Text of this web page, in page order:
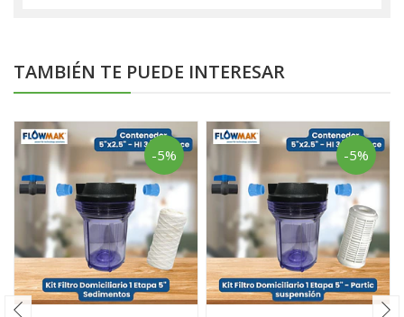
TAMBIÉN TE PUEDE INTERESAR
-5% -5%